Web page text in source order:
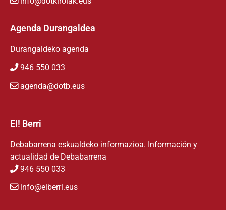
Agenda Durangaldea
Durangaldeko agenda
946 550 033
agenda@dotb.eus
EI! Berri
Debabarrena eskualdeko informazioa. Información y
actualidad de Debabarrena
946 550 033
info@eiberri.eus